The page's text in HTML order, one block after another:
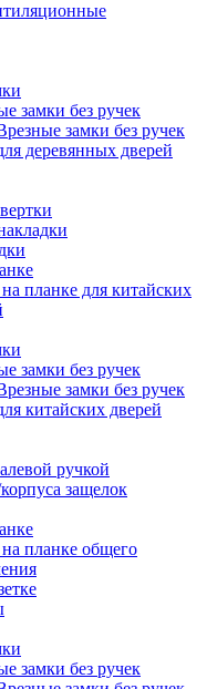
замки без ручек
замки без ручек
деревянных дверей
планке для китайских
замки без ручек
замки без ручек
китайских дверей
ручкой
защелок
планке общего
замки без ручек